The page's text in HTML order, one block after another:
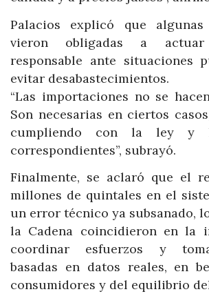
Palacios explicó que
vieron obligadas a
responsable ante situaciones
evitar desabastecimientos.
“Las importaciones no se
Son necesarias en ciertos
cumpliendo con la ley y
correspondientes”, subrayó.
Finalmente, se aclaró que el
millones de quintales en el
un error técnico ya subsanado,
la Cadena coincidieron en la
coordinar esfuerzos y
basadas en datos reales, en
consumidores y del equilibrio